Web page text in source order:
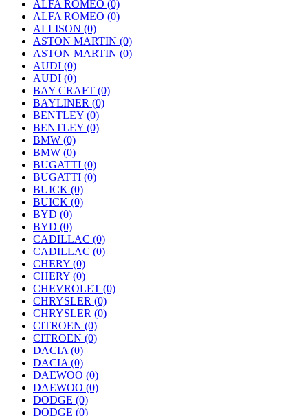
ALFA ROMEO (0)
ALFA ROMEO (0)
ALLISON (0)
ASTON MARTIN (0)
ASTON MARTIN (0)
AUDI (0)
AUDI (0)
BAY CRAFT (0)
BAYLINER (0)
BENTLEY (0)
BENTLEY (0)
BMW (0)
BMW (0)
BUGATTI (0)
BUGATTI (0)
BUICK (0)
BUICK (0)
BYD (0)
BYD (0)
CADILLAC (0)
CADILLAC (0)
CHERY (0)
CHERY (0)
CHEVROLET (0)
CHRYSLER (0)
CHRYSLER (0)
CITROEN (0)
CITROEN (0)
DACIA (0)
DACIA (0)
DAEWOO (0)
DAEWOO (0)
DODGE (0)
DODGE (0)